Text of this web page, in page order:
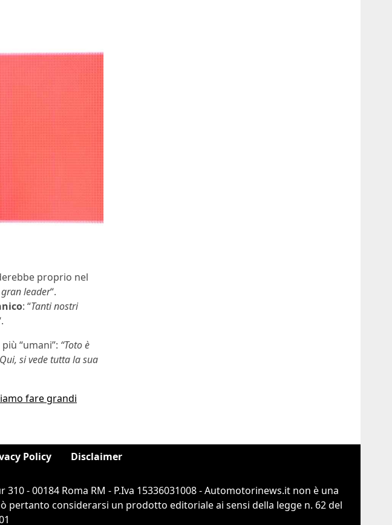
proprio nel
leader“.
: “Tanti nostri
“umani”: “Toto è
si vede tutta la sua
fare grandi
Policy Disclaimer
- 00184 Roma RM - P.Iva 15336031008 - Automotorinews.it non è una
considerarsi un prodotto editoriale ai sensi della legge n. 62 del